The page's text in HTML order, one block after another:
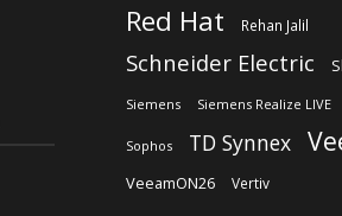
Red Hat Rehan Jalil
Schneider Electric
Siemens Siemens Realize LIVE
Sophos TD Synnex
VeeamON26 Vertiv